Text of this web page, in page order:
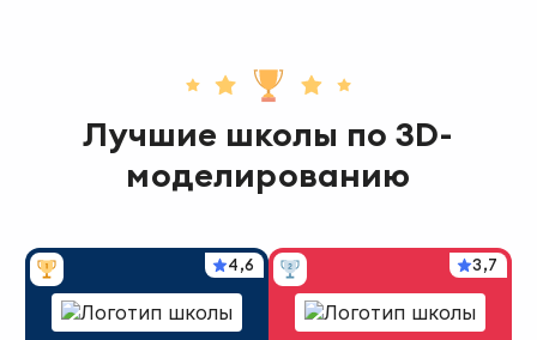
Лучшие школы по 3D-
моделированию
4,6 3,7